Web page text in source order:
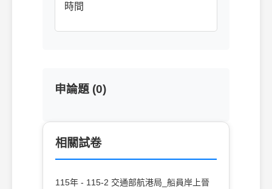
時間
申論題 (0)
相關試卷
115年 - 115-2 交通部航港局_船員岸上晉